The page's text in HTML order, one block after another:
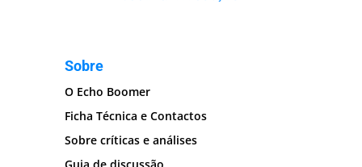
Sobre
O Echo Boomer
Ficha Técnica e Contactos
Sobre críticas e análises
Guia de discussão